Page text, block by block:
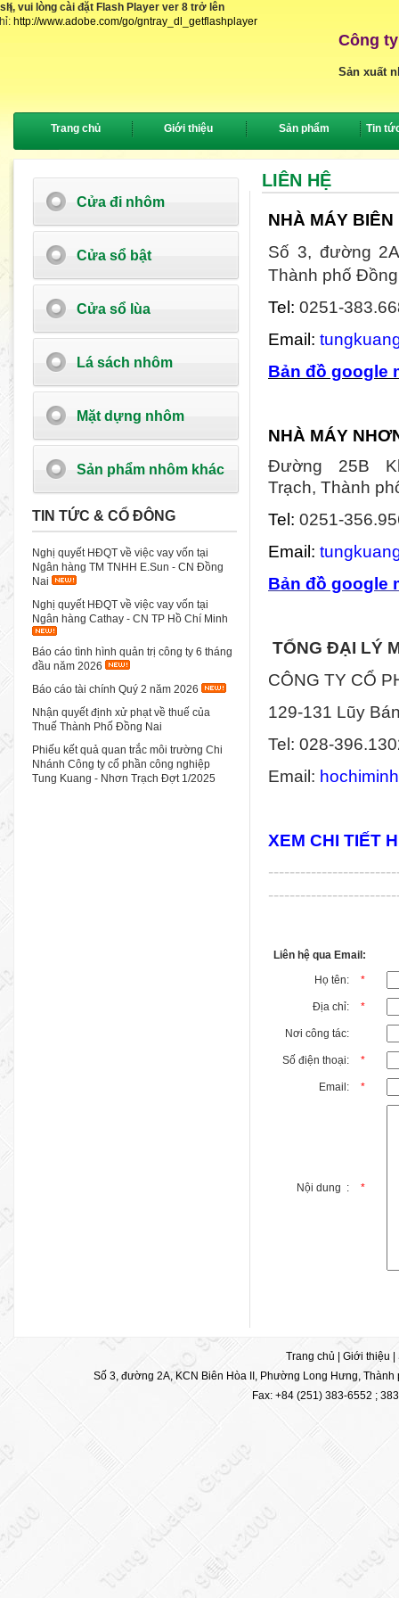
vui lòng cài đặt Flash Player ver 8 trở lên
http://www.adobe.com/go/gntray_dl_getflashplayer
{
Công
Sản xuất
Trang chủ Giới thiệu Sản phẩm Tin
Cửa đi nhôm
Cửa sổ bật
Cửa sổ lùa
Lá sách nhôm
Mặt dựng nhôm
Sản phẩm nhôm khác
TIN TỨC & CỔ ĐÔNG
Nghị quyết HĐQT về việc vay vốn tại
Ngân hàng TM TNHH E.Sun - CN Đồng
Nai
Nghị quyết HĐQT về việc vay vốn tại
Ngân hàng Cathay - CN TP Hồ Chí Minh
Báo cáo tình hình quản trị công ty 6 tháng
đầu năm 2026
Báo cáo tài chính Quý 2 năm 2026
Nhận quyết định xử phạt về thuế của
Thuế Thành Phố Đồng Nai
Phiếu kết quả quan trắc môi trường Chi
Nhánh Công ty cổ phần công nghiệp
Tung Kuang - Nhơn Trạch Đợt 1/2025
LIÊN HỆ
NHÀ MÁY BIÊN
Số 3, đường
Thành phố
Tel: 0251-
Email:
Bản đồ google
NHÀ MÁY
Đường 25B
Trạch, Thành
Tel: 0251-
Email:
Bản đồ google
TỔNG ĐẠI LÝ
CÔNG TY CỔ
129-131 Lũy
Tel: 028-
Email:
XEM CHI TIẾT
Liên hệ qua Email:
Họ tên:
*
Địa chỉ: *
Nơi công tác:
Số điện thoại: *
Email: *
Nội dung : *
Trang chủ Giới thiệu
Số 3, đường 2A, KCN Biên Hòa II, Phường Long Hưng,
Fax: +84 (251) 383-6552 ;